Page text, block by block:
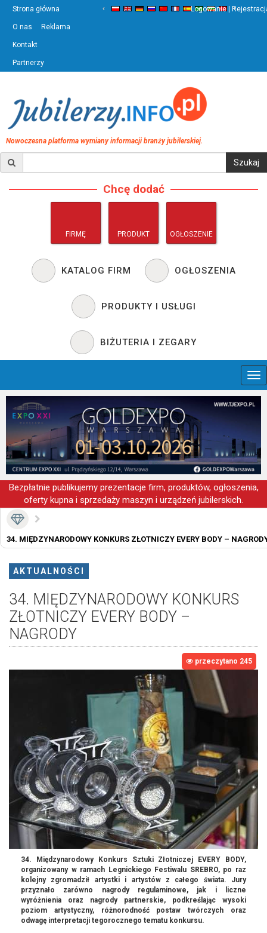
Strona główna
O nas Reklama
Kontakt
Partnerzy
‹ ›
Logowanie |
Nowoczesna platforma wymiany informacji branży jubilerskiej.
Chcę dodać
FIRMĘ PRODUKT OGŁOSZENIE
KATALOG FIRM OGŁOSZENIA
PRODUKTY I USŁUGI
BIŻUTERIA I ZEGARY
Bezpłatnie publikujemy prezentacje firm, produktów, ogłoszenia,
oferty kupna i sprzedaży maszyn i urządzeń jubilerskich.
34. MIĘDZYNARODOWY KONKURS ZŁOTNICZY EVERY BODY –
AKTUALNOŚCI
34. MIĘDZYNARODOWY KONKURS
ZŁOTNICZY EVERY BODY –
NAGRODY
przeczytano 245
34. Międzynarodowy Konkurs Sztuki Złotniczej EVERY BODY,
organizowany w ramach Legnickiego Festiwalu SREBRO, po raz
kolejny zgromadził artystki i artystów z całego świata. Jury
przyznało zarówno nagrody regulaminowe, jak i liczne
wyróżnienia oraz nagrody partnerskie, podkreślając wysoki
poziom artystyczny, różnorodność postaw twórczych oraz
odwagę interpretacji tegorocznego tematu konkursu.